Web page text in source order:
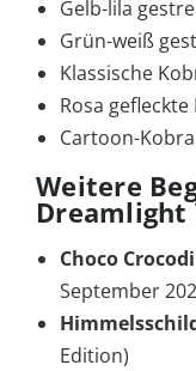
Gelb-lila
Grün-weiß
Klassische
Rosa gefleckte
Cartoon-
Weitere
Dreamlight
Choco
September
Edition)